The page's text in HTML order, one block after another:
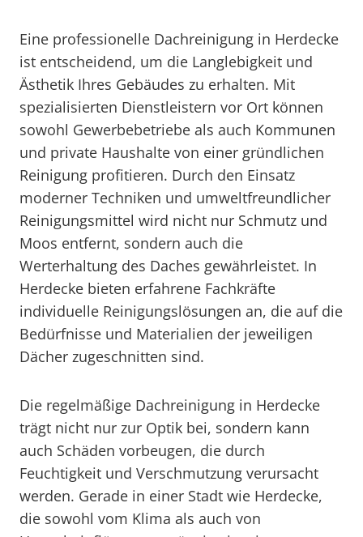
Eine professionelle Dachreinigung in Herdecke
ist entscheidend, um die Langlebigkeit und
Ästhetik Ihres Gebäudes zu erhalten. Mit
spezialisierten Dienstleistern vor Ort können
sowohl Gewerbebetriebe als auch Kommunen
und private Haushalte von einer gründlichen
Reinigung profitieren. Durch den Einsatz
moderner Techniken und umweltfreundlicher
Reinigungsmittel wird nicht nur Schmutz und
Moos entfernt, sondern auch die
Werterhaltung des Daches gewährleistet. In
Herdecke bieten erfahrene Fachkräfte
individuelle Reinigungslösungen an, die auf die
Bedürfnisse und Materialien der jeweiligen
Dächer zugeschnitten sind.
Die regelmäßige Dachreinigung in Herdecke
trägt nicht nur zur Optik bei, sondern kann
auch Schäden vorbeugen, die durch
Feuchtigkeit und Verschmutzung verursacht
werden. Gerade in einer Stadt wie Herdecke,
die sowohl vom Klima als auch von